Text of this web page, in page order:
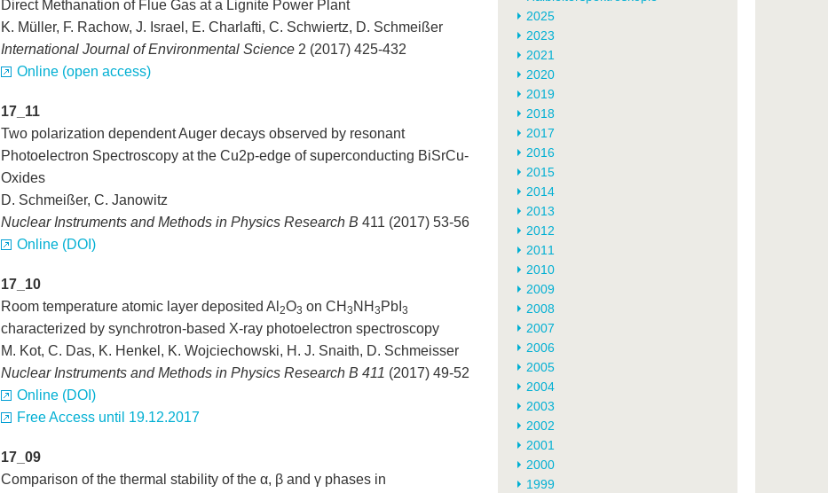
Direct Methanation of Flue Gas at a Lignite Power Plant
K. Müller, F. Rachow, J. Israel, E. Charlafti, C. Schwiertz, D. Schmeißer
International Journal of Environmental Science 2 (2017) 425-432
Online (open access)
17_11
Two polarization dependent Auger decays observed by resonant
Photoelectron Spectroscopy at the Cu2p-edge of superconducting BiSrCu-
Oxides
D. Schmeißer, C. Janowitz
Nuclear Instruments and Methods in Physics Research B 411 (2017) 53-56
Online (DOI)
17_10
Room temperature atomic layer deposited Al 2O3 on CH 3 NH 3 PbI 3
characterized by synchrotron-based X-ray photoelectron spectroscopy
M. Kot, C. Das, K. Henkel, K. Wojciechowski, H. J. Snaith, D. Schmeisser
Nuclear Instruments and Methods in Physics Research B 411 (2017) 49-52
Online (DOI)
Free Access until 19.12.2017
17_09
Comparison of the thermal stability of the α, β and γ phases in
2025
2023
2021
2020
2019
2018
2017
2016
2015
2014
2013
2012
2011
2010
2009
2008
2007
2006
2005
2004
2003
2002
2001
2000
1999